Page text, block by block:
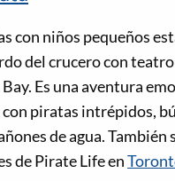
con niños pequeños
del crucero con
Es una aventura
piratas intrépidos,
de agua. También
de Pirate Life en